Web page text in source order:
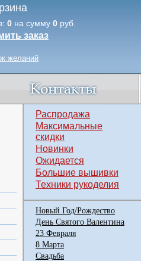
0 на сумму 0 руб.
заказ
желаний
Распродажа
Максимальные
скидки
Новинки
Ожидается
Большие вышивки
Техники рукоделия
Новый Год/Рождество
День Святого Валентина
23 Февраля
8 Марта
Свадьба